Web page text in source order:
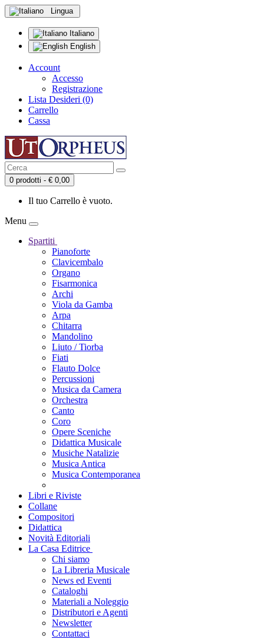
Lingua
Italiano
English
Account
Accesso
Registrazione
Lista Desideri (0)
Carrello
Cassa
0 prodotti - € 0,00
Il tuo Carrello è vuoto.
Menu
Spartiti
Pianoforte
Clavicembalo
Organo
Fisarmonica
Archi
Viola da Gamba
Arpa
Chitarra
Mandolino
Liuto / Tiorba
Fiati
Flauto Dolce
Percussioni
Musica da Camera
Orchestra
Canto
Coro
Opere Sceniche
Didattica Musicale
Musiche Natalizie
Musica Antica
Musica Contemporanea
Libri e Riviste
Collane
Compositori
Didattica
Novità Editoriali
La Casa Editrice
Chi siamo
La Libreria Musicale
News ed Eventi
Cataloghi
Materiali a Noleggio
Distributori e Agenti
Newsletter
Contattaci